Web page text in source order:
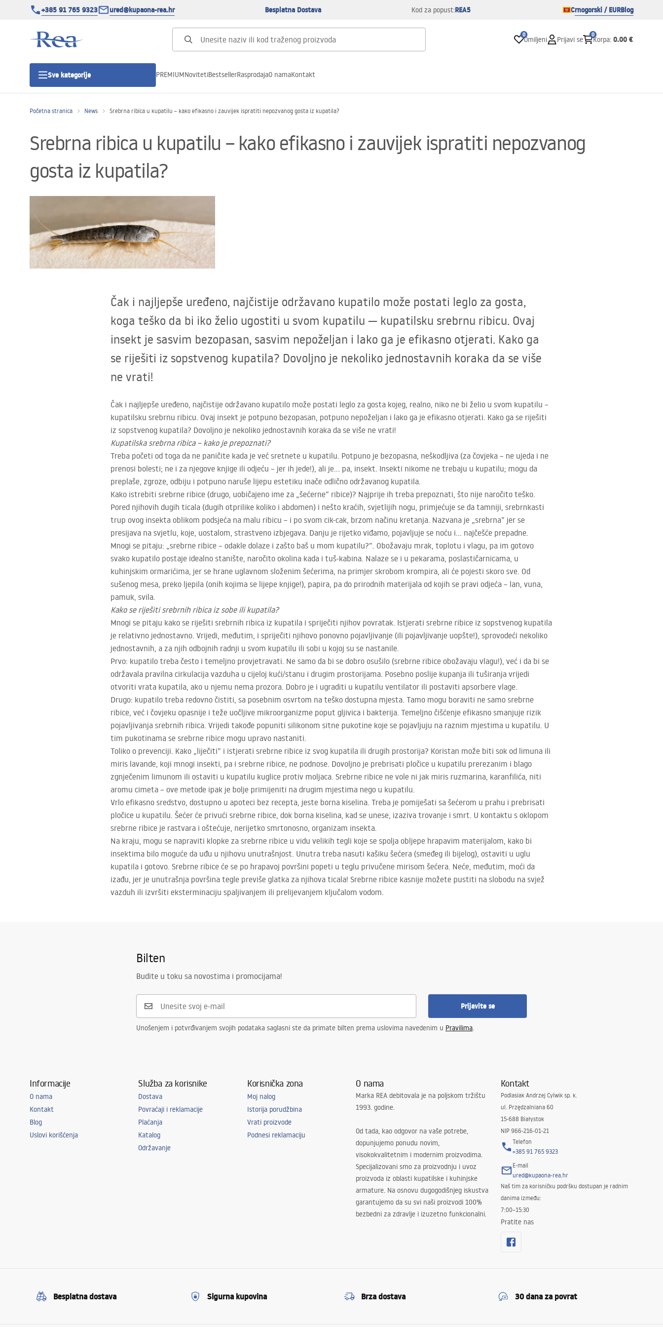
+385 91 765 9323 ured@kupaona-rea.hr Besplatna Dostava Kod za popust:REA5 Crnogorski / EURBlog
0
Omiljeni Prijavi se
0
Korpa: 0.00 €
Sve kategorije
Tuš vrata
Tuš kade
Zahodi, toaleti
Umivaonici
Miješalice, pipe, slavine
PREMIUMNovitetiBestsellerRasprodajaO namaKontakt
Početna stranica News Srebrna ribica u kupatilu – kako efikasno i zauvijek ispratiti nepozvanog gosta iz kupatila?
Srebrna ribica u kupatilu – kako efikasno i zauvijek ispratiti nepozvanog
gosta iz kupatila?
Čak i najljepše uređeno, najčistije održavano kupatilo može postati leglo za gosta,
koga teško da bi iko želio ugostiti u svom kupatilu — kupatilsku srebrnu ribicu. Ovaj
insekt je sasvim bezopasan, sasvim nepoželjan i lako ga je efikasno otjerati. Kako ga
se riješiti iz sopstvenog kupatila? Dovoljno je nekoliko jednostavnih koraka da se više
ne vrati!
Čak i najljepše uređeno, najčistije održavano kupatilo može postati leglo za gosta kojeg, realno, niko ne bi želio u svom kupatilu –
kupatilsku srebrnu ribicu. Ovaj insekt je potpuno bezopasan, potpuno nepoželjan i lako ga je efikasno otjerati. Kako ga se riješiti
iz sopstvenog kupatila? Dovoljno je nekoliko jednostavnih koraka da se više ne vrati!
Kupatilska srebrna ribica – kako je prepoznati?
Treba početi od toga da ne paničite kada je već sretnete u kupatilu. Potpuno je bezopasna, neškodljiva (za čovjeka – ne ujeda i ne
prenosi bolesti; ne i za njegove knjige ili odjeću – jer ih jede!), ali je… pa, insekt. Insekti nikome ne trebaju u kupatilu; mogu da
preplaše, zgroze, odbiju i potpuno naruše lijepu estetiku inače odlično održavanog kupatila.
Kako istrebiti srebrne ribice (drugo, uobičajeno ime za „šećerne” ribice)? Najprije ih treba prepoznati, što nije naročito teško.
Pored njihovih dugih ticala (dugih otprilike koliko i abdomen) i nešto kraćih, svjetlijih nogu, primjećuje se da tamniji, srebrnkasti
trup ovog insekta oblikom podsjeća na malu ribicu – i po svom cik-cak, brzom načinu kretanja. Nazvana je „srebrna” jer se
presijava na svjetlu, koje, uostalom, strastveno izbjegava. Danju je rijetko viđamo, pojavljuje se noću i… najčešće prepadne.
Mnogi se pitaju: „srebrne ribice – odakle dolaze i zašto baš u mom kupatilu?”. Obožavaju mrak, toplotu i vlagu, pa im gotovo
svako kupatilo postaje idealno stanište, naročito okolina kada i tuš-kabina. Nalaze se i u pekarama, poslastičarnicama, u
kuhinjskim ormarićima, jer se hrane uglavnom složenim šećerima, na primjer skrobom krompira, ali će pojesti skoro sve. Od
sušenog mesa, preko ljepila (onih kojima se lijepe knjige!), papira, pa do prirodnih materijala od kojih se pravi odjeća – lan, vuna,
pamuk, svila.
Kako se riješiti srebrnih ribica iz sobe ili kupatila?
Mnogi se pitaju kako se riješiti srebrnih ribica iz kupatila i spriječiti njihov povratak. Istjerati srebrne ribice iz sopstvenog kupatila
je relativno jednostavno. Vrijedi, međutim, i spriječiti njihovo ponovno pojavljivanje (ili pojavljivanje uopšte!), sprovodeći nekoliko
jednostavnih, a za njih odbojnih radnji u svom kupatilu ili sobi u kojoj su se nastanile.
Prvo: kupatilo treba često i temeljno provjetravati. Ne samo da bi se dobro osušilo (srebrne ribice obožavaju vlagu!), već i da bi se
održavala pravilna cirkulacija vazduha u cijeloj kući/stanu i drugim prostorijama. Posebno poslije kupanja ili tuširanja vrijedi
otvoriti vrata kupatila, ako u njemu nema prozora. Dobro je i ugraditi u kupatilu ventilator ili postaviti apsorbere vlage.
Drugo: kupatilo treba redovno čistiti, sa posebnim osvrtom na teško dostupna mjesta. Tamo mogu boraviti ne samo srebrne
ribice, već i čovjeku opasnije i teže uočljive mikroorganizme poput gljivica i bakterija. Temeljno čišćenje efikasno smanjuje rizik
pojavljivanja srebrnih ribica. Vrijedi takođe popuniti silikonom sitne pukotine koje se pojavljuju na raznim mjestima u kupatilu. U
tim pukotinama se srebrne ribice mogu upravo nastaniti.
Toliko o prevenciji. Kako „liječiti” i istjerati srebrne ribice iz svog kupatila ili drugih prostorija? Koristan može biti sok od limuna ili
miris lavande, koji mnogi insekti, pa i srebrne ribice, ne podnose. Dovoljno je prebrisati pločice u kupatilu prerezanim i blago
zgnječenim limunom ili ostaviti u kupatilu kuglice protiv moljaca. Srebrne ribice ne vole ni jak miris ruzmarina, karanfilića, niti
aromu cimeta – ove metode ipak je bolje primijeniti na drugim mjestima nego u kupatilu.
Vrlo efikasno sredstvo, dostupno u apoteci bez recepta, jeste borna kiselina. Treba je pomiješati sa šećerom u prahu i prebrisati
pločice u kupatilu. Šećer će privući srebrne ribice, dok borna kiselina, kad se unese, izaziva trovanje i smrt. U kontaktu s oklopom
srebrne ribice je rastvara i oštećuje, nerijetko smrtonosno, organizam insekta.
Na kraju, mogu se napraviti klopke za srebrne ribice u vidu velikih tegli koje se spolja obljepe hrapavim materijalom, kako bi
insektima bilo moguće da uđu u njihovu unutrašnjost. Unutra treba nasuti kašiku šećera (smeđeg ili bijelog), ostaviti u uglu
kupatila i gotovo. Srebrne ribice će se po hrapavoj površini popeti u teglu privučene mirisom šećera. Neće, međutim, moći da
izađu, jer je unutrašnja površina tegle previše glatka za njihova ticala! Srebrne ribice kasnije možete pustiti na slobodu na svjež
vazduh ili izvršiti eksterminaciju spaljivanjem ili prelijevanjem ključalom vodom.
Bilten
Budite u toku sa novostima i promocijama!
Prijavite se
Unošenjem i potvrđivanjem svojih podataka saglasni ste da primate bilten prema uslovima navedenim u Pravilima.
Informacije
O nama
Kontakt
Blog
Uslovi korišćenja
Služba za korisnike
Dostava
Povraćaji i reklamacije
Plaćanja
Katalog
Održavanje
Korisnička zona
Moj nalog
Istorija porudžbina
Vrati proizvode
Podnesi reklamaciju
O nama
Marka REA debitovala je na poljskom tržištu
1993. godine.
Od tada, kao odgovor na vaše potrebe,
dopunjujemo ponudu novim,
visokokvalitetnim i modernim proizvodima.
Specijalizovani smo za proizvodnju i uvoz
proizvoda iz oblasti kupatilske i kuhinjske
armature. Na osnovu dugogodišnjeg iskustva
garantujemo da su svi naši proizvodi 100%
bezbedni za zdravlje i izuzetno funkcionalni.
Kontakt
Podlasiak Andrzej Cylwik sp. k.
ul. Przędzalniana 60
15-688 Białystok
NIP 966-216-01-21
Telefon
+385 91 765 9323
E-mail
ured@kupaona-rea.hr
Naš tim za korisničku podršku dostupan je radnim
danima između:
7:00–15:30
Pratite nas
Besplatna dostava Sigurna kupovina Brza dostava 30 dana za povrat